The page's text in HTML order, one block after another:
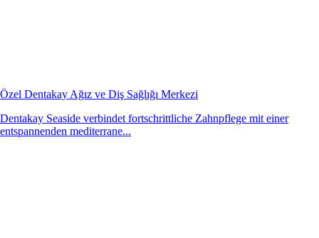
Özel Dentakay Ağız ve Diş Sağlığı Merkezi
Dentakay Seaside verbindet fortschrittliche Zahnpflege mit einer
entspannenden mediterrane...